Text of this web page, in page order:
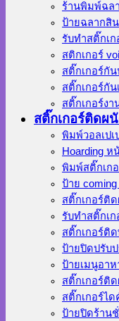
ร้านพิมพ์ฉล
ป้ายฉลากสิ
รับทำสติ๊กเ
สติกเกอร์
สติ๊กเกอร์กั
สติ๊กเกอร์กัน
สติ๊กเกอร์งา
สติ๊กเกอร์ติดผ
พิมพ์วอลเปเ
Hoarding ห
พิมพ์สติ๊กเก
ป้าย coming
สติ๊กเกอร์ติ
รับทำสติ๊กเ
สติ๊กเกอร์ติ
ป้ายปิดปรับ
ป้ายเมนูอา
สติ๊กเกอร์ติ
สติ๊กเกอร์ไ
ป้ายปิดร้าน